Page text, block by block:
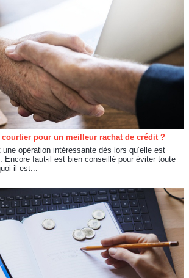
courtier pour un meilleur rachat de crédit ?
opération intéressante dès lors qu’elle est
Encore faut-il est bien conseillé pour éviter toute
il est...